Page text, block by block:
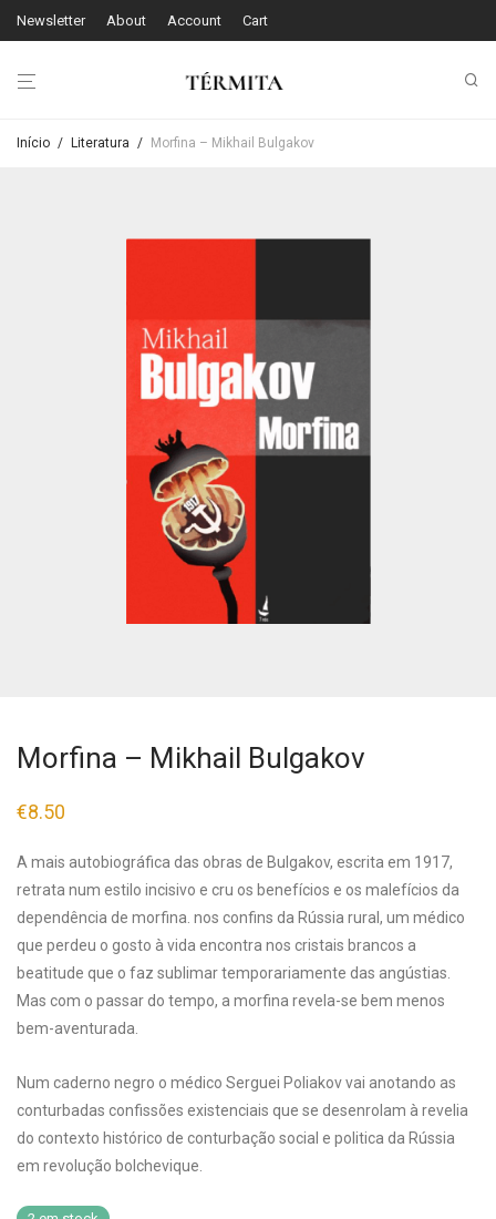
Newsletter About Account Cart
Início / Literatura / Morfina – Mikhail Bulgakov
Morfina – Mikhail Bulgakov
€8.50
A mais autobiográfica das obras de Bulgakov, escrita em 1917,
retrata num estilo incisivo e cru os benefícios e os malefícios da
dependência de morfina. nos confins da Rússia rural, um médico
que perdeu o gosto à vida encontra nos cristais brancos a
beatitude que o faz sublimar temporariamente das angústias.
Mas com o passar do tempo, a morfina revela-se bem menos
bem-aventurada.
Num caderno negro o médico Serguei Poliakov vai anotando as
conturbadas confissões existenciais que se desenrolam à revelia
do contexto histórico de conturbação social e politica da Rússia
em revolução bolchevique.